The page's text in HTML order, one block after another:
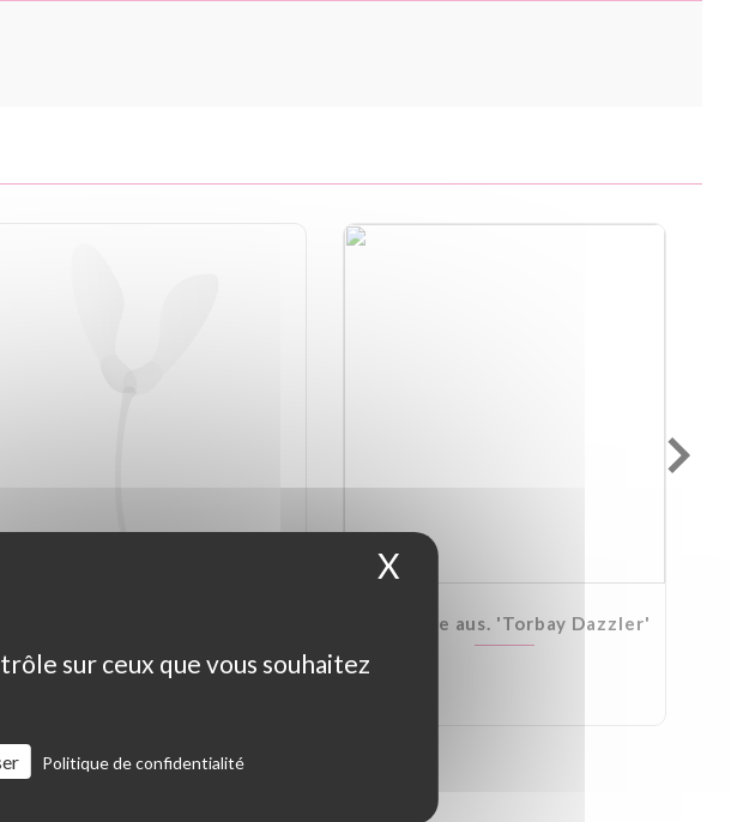
Cordyline aus. 'Torbay Dazzler'
sur ceux que vous souhaitez
Politique de confidentialité
X Masquer le bandeau